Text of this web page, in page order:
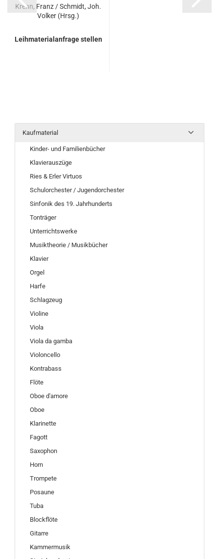
Krenn, Franz / Schmidt, Joh.
Volker (Hrsg.)
Leihmaterialanfrage stellen
Kaufmaterial
Kinder- und Familienbücher
Klavierauszüge
Ries & Erler Virtuos
Schulorchester / Jugendorchester
Sinfonik des 19. Jahrhunderts
Tonträger
Unterrichtswerke
Musiktheorie / Musikbücher
Klavier
Orgel
Harfe
Schlagzeug
Violine
Viola
Viola da gamba
Violoncello
Kontrabass
Flöte
Oboe d'amore
Oboe
Klarinette
Fagott
Saxophon
Horn
Trompete
Posaune
Tuba
Blockflöte
Gitarre
Kammermusik